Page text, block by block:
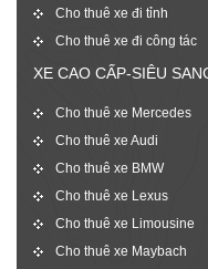
Cho thuê xe đi tỉnh
Cho thuê xe đi công tác
XE CAO CẤP-SIÊU
Cho thuê xe Mercedes
Cho thuê xe Audi
Cho thuê xe BMW
Cho thuê xe Lexus
Cho thuê xe Limousine
Cho thuê xe Maybach